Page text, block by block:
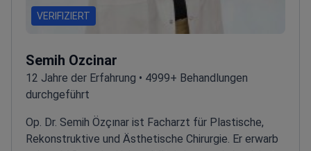
VERIFIZIERT
Semih Ozcinar
12 Jahre der Erfahrung • 4999+ Behandlungen
durchgeführt
Op. Dr. Semih Özçınar ist Facharzt für Plastische,
Rekonstruktive und Ästhetische Chirurgie. Er erwarb